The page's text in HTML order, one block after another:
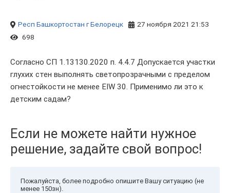
Респ Башкортостан г Белорецк
27 ноября 2021 21:53
698
Согласно СП 1.13130.2020 п. 4.4.7 Допускается участки
глухих стен выполнять светопрозрачными с пределом
огнестойкости не менее EIW 30. Применимо ли это к
детским садам?
Если не можете найти нужное
решение, задайте свой вопрос!
Пожалуйста, более подробно опишите Вашу ситуацию (не
менее 150зн).